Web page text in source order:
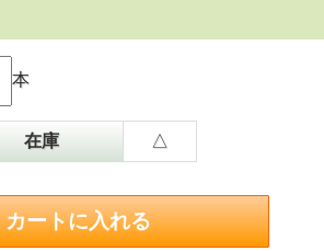
本
在庫 △